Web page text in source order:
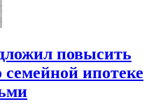
повысить
семейной ипотеке